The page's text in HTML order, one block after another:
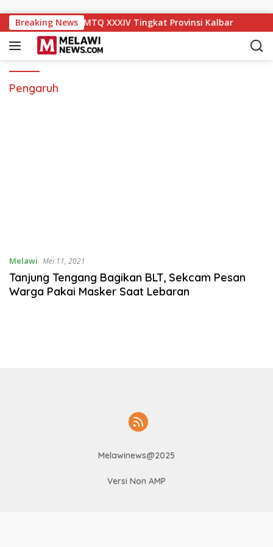
Breaking News
ke Peringkat IX MTQ XXXIV Tingkat Provinsi Kalbar
Pengaruh
Melawi Mei 11, 2021
Tanjung Tengang Bagikan BLT, Sekcam Pesan
Warga Pakai Masker Saat Lebaran
Melawinews@2025
Versi Non AMP